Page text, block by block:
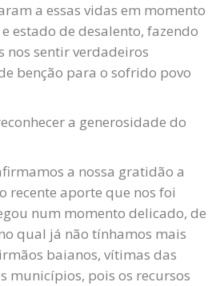
a essas vidas em momento
estado de desalento, fazendo
nos sentir verdadeiros
benção para o sofrido povo
a generosidade do
a nossa gratidão a
recente aporte que nos foi
num momento delicado, de
qual já não tínhamos mais
baianos, vítimas das
municípios, pois os recursos